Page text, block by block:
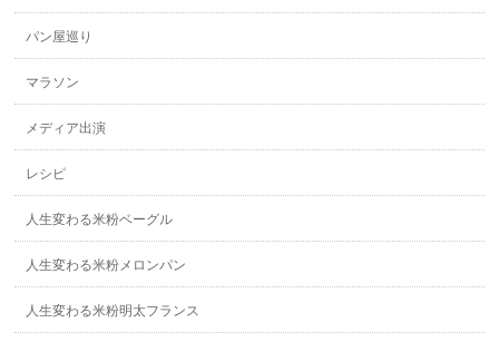
パン屋巡り
マラソン
メディア出演
レシピ
人生変わる米粉ベーグル
人生変わる米粉メロンパン
人生変わる米粉明太フランス